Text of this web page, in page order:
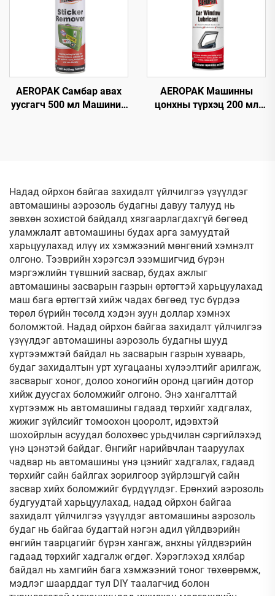
AEROPAK Самбар авах
уусгагч 500 мл Машиний
AEROPAK Машинны
цонхны түрхэц 200 мл
Надад ойрхон байгаа захидалт үйлчилгээ үзүүлдэг
автомашины аэрозоль будагны давуу талууд нь
зөвхөн зохистой байдалд хязгаарлагдахгүй бөгөөд
уламжлалт автомашины будах арга замуудтай
харьцуулахад илүү их хэмжээний мөнгөний хэмнэлт
олгоно. Тээврийн хэрэгсэл эзэмшигчид бүрэн
мэргэжлийн түвшний засвар, будах ажлыг
автомашины засварын газрын өртөгтэй харьцуулахад
маш бага өртөгтэй хийж чадах бөгөөд тус бүрдээ
төрөл бүрийн төсөлд хэдэн зуун доллар хэмнэх
боломжтой. Надад ойрхон байгаа захидалт үйлчилгээ
үзүүлдэг автомашины аэрозоль будагны шууд
хүртээмжтэй байдал нь засварын газрын хуваарь,
будаг захидалтын урт хугацааны хүлээлтийг арилгаж,
засварыг хоног, долоо хоногийн оронд цагийн дотор
хийж дуусгах боломжийг олгоно. Энэ хангалттай
хүртээмж нь автомашины гадаад төрхийг хадгалах,
жижиг зүйлсийг томоохон цооролт, идэвхтэй
шохойрлын асуудал болохөөс урьдчилан сэргийлэхэд
үнэ цэнэтэй байдаг. Өнгийг нарийвчлан тааруулах
чадвар нь автомашины үнэ цэнийг хадгалах, гадаад
төрхийг сайн байлгах зорилгоор зүйрлэшгүй сайн
засвар хийх боломжийг бүрдүүлдэг. Ерөнхий аэрозоль
будгуудтай харьцуулахад, надад ойрхон байгаа
захидалт үйлчилгээ үзүүлдэг автомашины аэрозоль
будаг нь байгаа будагтай нэгэн адил үйлдвэрийн
өнгийн таарцагийг бүрэн хангаж, анхны үйлдвэрийн
гадаад төрхийг хадгалж өгдөг. Хэрэглэхэд хялбар
байдал нь хамгийн бага хэмжээний тоног төхөөрөмж,
мэдлэг шаарддаг тул DIY таалагчид болон